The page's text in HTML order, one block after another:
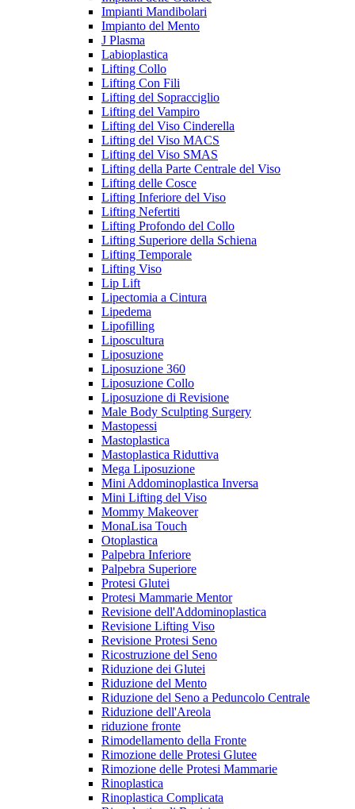
Impianti Mandibolari
Impianto del Mento
J Plasma
Labioplastica
Lifting Collo
Lifting Con Fili
Lifting del Sopracciglio
Lifting del Vampiro
Lifting del Viso Cinderella
Lifting del Viso MACS
Lifting del Viso SMAS
Lifting della Parte Centrale del Viso
Lifting delle Cosce
Lifting Inferiore del Viso
Lifting Nefertiti
Lifting Profondo del Collo
Lifting Superiore della Schiena
Lifting Temporale
Lifting Viso
Lip Lift
Lipectomia a Cintura
Lipedema
Lipofilling
Liposcultura
Liposuzione
Liposuzione 360
Liposuzione Collo
Liposuzione di Revisione
Male Body Sculpting Surgery
Mastopessi
Mastoplastica
Mastoplastica Riduttiva
Mega Liposuzione
Mini Addominoplastica Inversa
Mini Lifting del Viso
Mommy Makeover
MonaLisa Touch
Otoplastica
Palpebra Inferiore
Palpebra Superiore
Protesi Glutei
Protesi Mammarie Mentor
Revisione dell'Addominoplastica
Revisione Lifting Viso
Revisione Protesi Seno
Ricostruzione del Seno
Riduzione dei Glutei
Riduzione del Mento
Riduzione del Seno a Peduncolo Centrale
Riduzione dell'Areola
riduzione fronte
Rimodellamento della Fronte
Rimozione delle Protesi Glutee
Rimozione delle Protesi Mammarie
Rinoplastica
Rinoplastica Complicata